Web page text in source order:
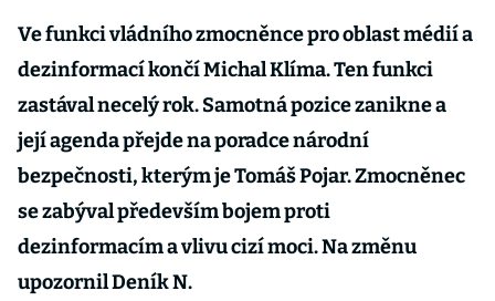
Ve funkci vládního zmocněnce pro oblast médií a
dezinformací končí Michal Klíma. Ten funkci
zastával necelý rok. Samotná pozice zanikne a
její agenda přejde na poradce národní
bezpečnosti, kterým je Tomáš Pojar. Zmocněnec
se zabýval především bojem proti
dezinformacím a vlivu cizí moci. Na změnu
upozornil Deník N.